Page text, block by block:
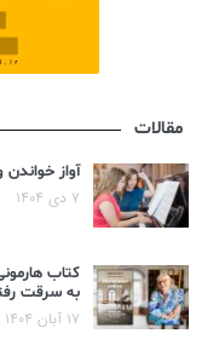
مقالات
آواز
۷ دی ۱۴۰۴
کتاب
به سرقت
۱۷ آبان ۱۴۰۴